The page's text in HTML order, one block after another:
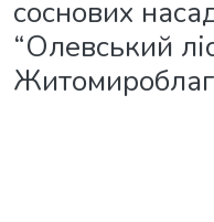
соснових
“Олевський